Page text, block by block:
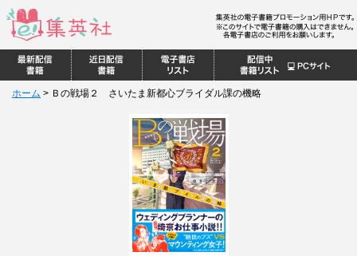
ホーム > Ｂの戦場２ さいたま新都心ブライダル課の機略